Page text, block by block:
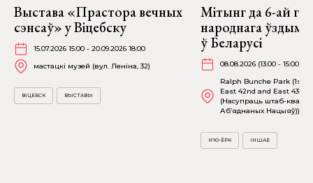
Выстава «Прастора вечных
сэнсаў» у Віцебску
15.07.2026 15:00 - 20.09.2026 18:00
мастацкі музей (вул. Леніна, 32)
ВІЦЕБСК ВЫСТАВЫ
Мітынг да 6-ай
народнага ўздыму
ў Беларусі
08.08.2026 (13:00 - 15:00)
Ralph Bunche Park (1st
East 42nd and East 43rd
(Насупраць штаб-
Аб’яднаных Нацыяў))
Н'Ю-ЁРК ІНШАЕ